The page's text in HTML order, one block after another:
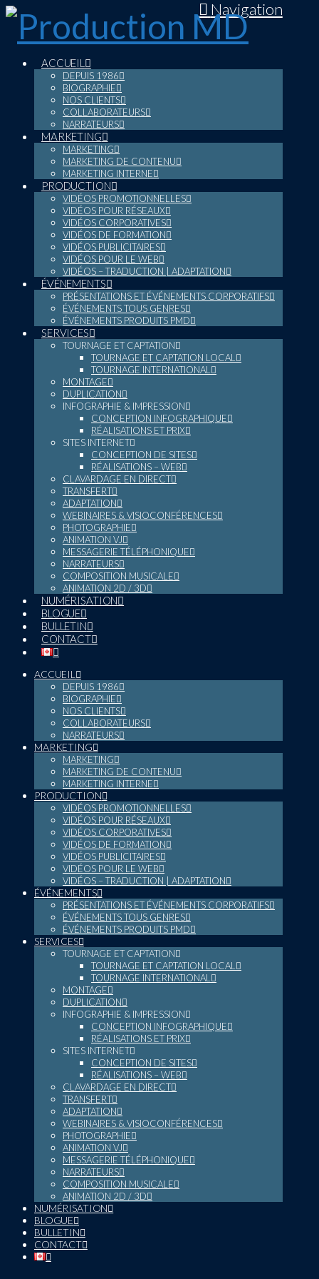
Navigation
ACCUEIL
DEPUIS 1986
BIOGRAPHIE
NOS CLIENTS
COLLABORATEURS
NARRATEURS
MARKETING
MARKETING
MARKETING DE CONTENU
MARKETING INTERNE
PRODUCTION
VIDÉOS PROMOTIONNELLES
VIDÉOS POUR RÉSEAUX
VIDÉOS CORPORATIVES
VIDÉOS DE FORMATION
VIDÉOS PUBLICITAIRES
VIDÉOS POUR LE WEB
VIDÉOS – TRADUCTION | ADAPTATION
ÉVÉNEMENTS
PRÉSENTATIONS ET ÉVÉNEMENTS CORPORATIFS
ÉVÉNEMENTS TOUS GENRES
ÉVÉNEMENTS PRODUITS PMD
SERVICES
TOURNAGE ET CAPTATION
TOURNAGE ET CAPTATION LOCAL
TOURNAGE INTERNATIONAL
MONTAGE
DUPLICATION
INFOGRAPHIE & IMPRESSION
CONCEPTION INFOGRAPHIQUE
RÉALISATIONS ET PRIX
SITES INTERNET
CONCEPTION DE SITES
RÉALISATIONS – WEB
CLAVARDAGE EN DIRECT
TRANSFERT
ADAPTATION
WEBINAIRES & VISIOCONFÉRENCES
PHOTOGRAPHIE
ANIMATION VJ
MESSAGERIE TÉLÉPHONIQUE
NARRATEURS
COMPOSITION MUSICALE
ANIMATION 2D / 3D
NUMÉRISATION
BLOGUE
BULLETIN
CONTACT
ACCUEIL
DEPUIS 1986
BIOGRAPHIE
NOS CLIENTS
COLLABORATEURS
NARRATEURS
MARKETING
MARKETING
MARKETING DE CONTENU
MARKETING INTERNE
PRODUCTION
VIDÉOS PROMOTIONNELLES
VIDÉOS POUR RÉSEAUX
VIDÉOS CORPORATIVES
VIDÉOS DE FORMATION
VIDÉOS PUBLICITAIRES
VIDÉOS POUR LE WEB
VIDÉOS – TRADUCTION | ADAPTATION
ÉVÉNEMENTS
PRÉSENTATIONS ET ÉVÉNEMENTS CORPORATIFS
ÉVÉNEMENTS TOUS GENRES
ÉVÉNEMENTS PRODUITS PMD
SERVICES
TOURNAGE ET CAPTATION
TOURNAGE ET CAPTATION LOCAL
TOURNAGE INTERNATIONAL
MONTAGE
DUPLICATION
INFOGRAPHIE & IMPRESSION
CONCEPTION INFOGRAPHIQUE
RÉALISATIONS ET PRIX
SITES INTERNET
CONCEPTION DE SITES
RÉALISATIONS – WEB
CLAVARDAGE EN DIRECT
TRANSFERT
ADAPTATION
WEBINAIRES & VISIOCONFÉRENCES
PHOTOGRAPHIE
ANIMATION VJ
MESSAGERIE TÉLÉPHONIQUE
NARRATEURS
COMPOSITION MUSICALE
ANIMATION 2D / 3D
NUMÉRISATION
BLOGUE
BULLETIN
CONTACT